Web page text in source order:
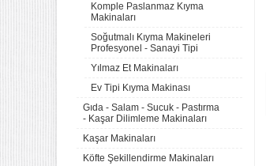
Komple Paslanmaz Kıyma
Makinaları
Soğutmalı Kıyma Makineleri
Profesyonel - Sanayi Tipi
Yılmaz Et Makinaları
Ev Tipi Kıyma Makinası
Gıda - Salam - Sucuk - Pastırma
- Kaşar Dilimleme Makinaları
Kaşar Makinaları
Köfte Şekillendirme Makinaları